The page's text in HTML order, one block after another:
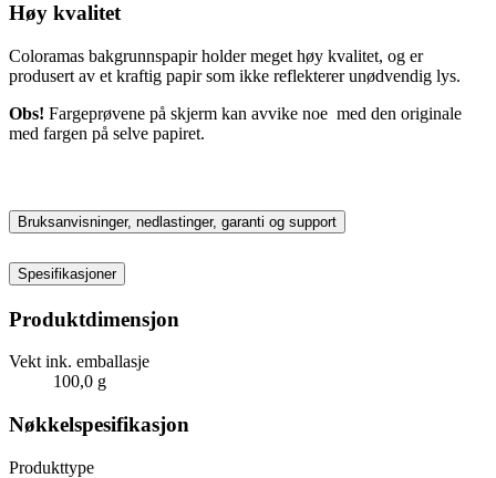
Høy kvalitet
Coloramas bakgrunnspapir holder meget høy kvalitet, og er
produsert av et kraftig papir som ikke reflekterer unødvendig lys.
Obs! Fargeprøvene på skjerm kan avvike noe med den originale
med fargen på selve papiret.
Bruksanvisninger, nedlastinger, garanti og support
Spesifikasjoner
Produktdimensjon
Vekt ink. emballasje
100,0 g
Nøkkelspesifikasjon
Produkttype